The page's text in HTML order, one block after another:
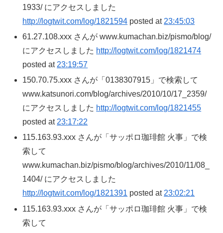
1933/ にアクセスしました
http://logtwit.com/log/1821594 posted at 23:45:03
61.27.108.xxx さんが www.kumachan.biz/pismo/blog/
にアクセスしました http://logtwit.com/log/1821474
posted at 23:19:57
150.70.75.xxx さんが「0138307915」で検索して
www.katsunori.com/blog/archives/2010/10/17_2359/
にアクセスしました http://logtwit.com/log/1821455
posted at 23:17:22
115.163.93.xxx さんが「サッポロ珈琲館 火事」で検
索して
www.kumachan.biz/pismo/blog/archives/2010/11/08_
1404/ にアクセスしました
http://logtwit.com/log/1821391 posted at 23:02:21
115.163.93.xxx さんが「サッポロ珈琲館 火事」で検
索して